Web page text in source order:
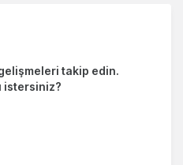
takip edin.
istersiniz?